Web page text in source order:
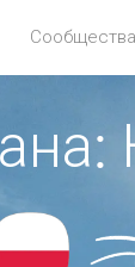
Сообщества